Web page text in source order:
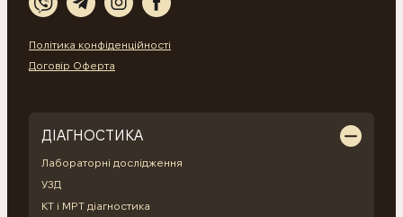
Політика конфіденційності
Договір Оферта
ДІАГНОСТИКА
Лабораторні дослідження
УЗД
КТ і МРТ діагностика